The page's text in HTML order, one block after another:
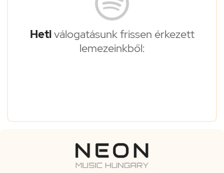
Hetiválogatásunk frissen érkezett
lemezeinkből: